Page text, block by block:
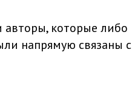
авторы, которые либо
напрямую связаны с